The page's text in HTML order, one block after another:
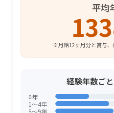
平均
※月給12ヶ月分と賞与、
経験年数ご
0年
1〜4年
5〜9年